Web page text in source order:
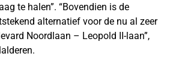
te halen”. “Bovendien is de
alternatief voor de nu al zeer
Noordlaan – Leopold II-laan”,